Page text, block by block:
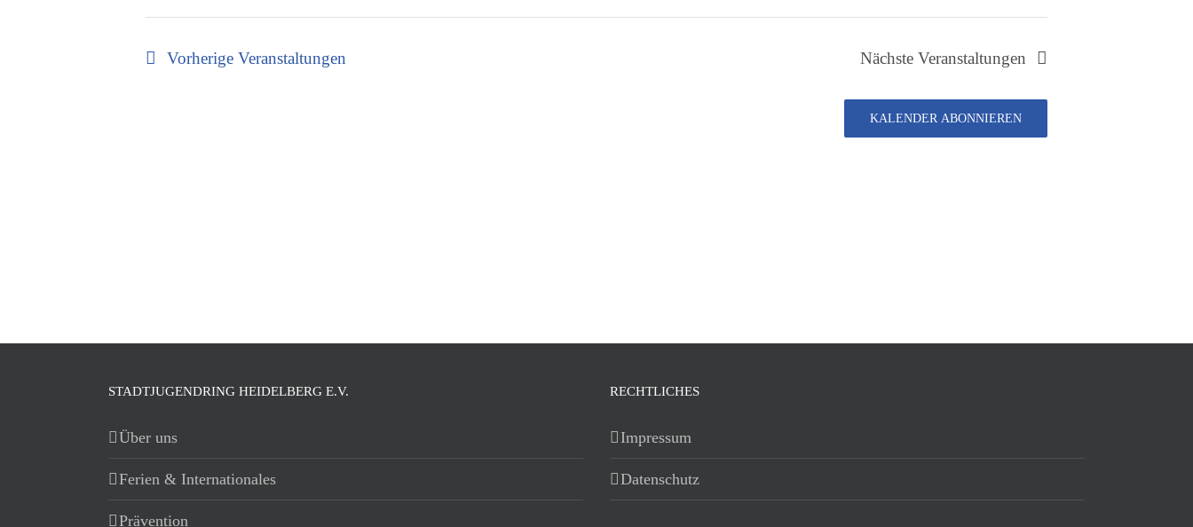
Vorherige Veranstaltungen NächsteVeranstaltungen
KALENDER ABONNIEREN
STADTJUGENDRING HEIDELBERG E.V.
Über uns
Ferien & Internationales
Prävention
RECHTLICHES
Impressum
Datenschutz